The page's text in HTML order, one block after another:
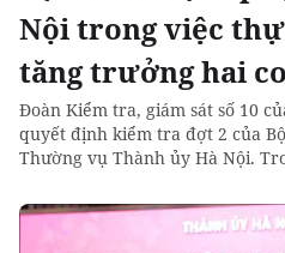
Nội trong việc
tăng trưởng hai
Đoàn Kiểm tra, giám sát số 10
quyết định kiểm tra đợt 2 của
Thường vụ Thành ủy Hà Nội.